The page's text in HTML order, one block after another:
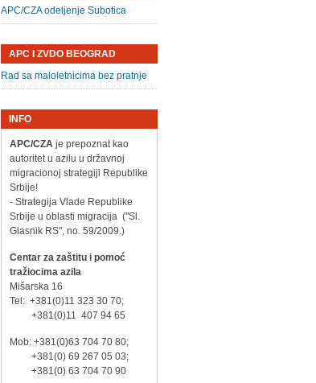
APC/CZA odeljenje Subotica
APC I ZVDO BEOGRAD
Rad sa maloletnicima bez pratnje
INFO
APC/CZAje prepoznat kao
autoritet u azilu u državnoj
migracionoj strategiji Republike
Srbije!
- Strategija Vlade Republike
Srbije u oblasti migracija ("Sl.
Glasnik RS", no. 59/2009.)
Centar za zaštitu i pomoć
tražiocima azila
Mišarska 16
Tel: +381(0)11 323 30 70;
+381(0)11 407 94 65
Mob: +381(0)63 704 70 80;
+381(0) 69 267 05 03;
+381(0) 63 704 70 90